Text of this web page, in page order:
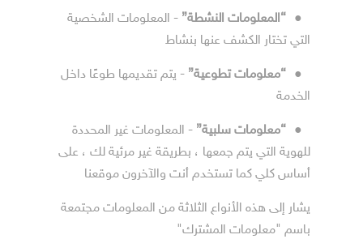
● “المعلومات النشطة” - المعلومات الشخصية
التي تختار الكشف عنها بنشاط
● “معلومات تطوعية” - يتم تقديمها طوعًا داخل
الخدمة
● “معلومات سلبية” - المعلومات غير المحددة
للهوية التي يتم جمعها ، بطريقة غير مرئية لك ، على
أساس كلي كما تستخدم أنت والآخرون موقعنا
يشار إلى هذه الأنواع الثلاثة من المعلومات مجتمعة
باسم "معلومات المشترك"